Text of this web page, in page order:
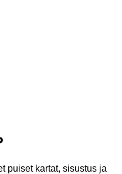
puiset kartat, sisustus ja